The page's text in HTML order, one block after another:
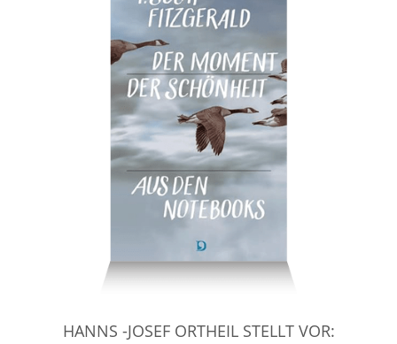
HANNS -JOSEF ORTHEIL STELLT VOR: